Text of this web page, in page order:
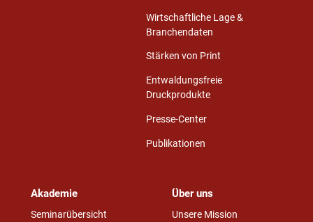
Wirtschaftliche Lage &
Branchendaten
Stärken von Print
Entwaldungsfreie
Druckprodukte
Presse-Center
Publikationen
Akademie
Seminarübersicht
Über uns
Unsere Mission